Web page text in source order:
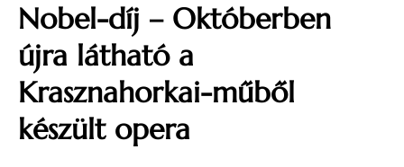
Nobel-díj – Októberben
újra látható a
Krasznahorkai-műből
készült opera